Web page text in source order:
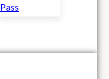
Pass